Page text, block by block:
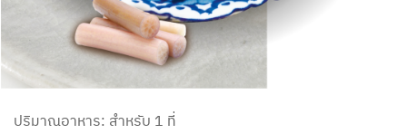
ปริมาณอาหาร: สำหรับ 1 ที่